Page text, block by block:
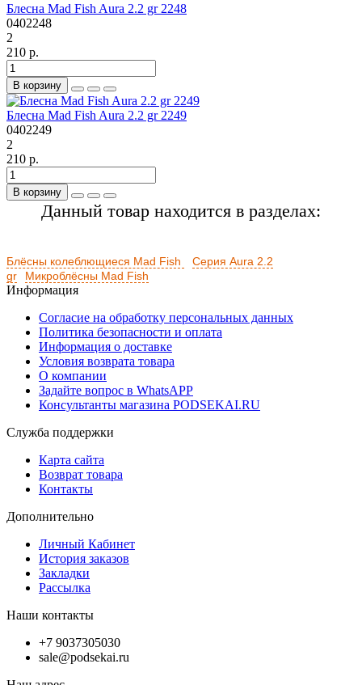
Блесна Mad Fish Aura 2.2 gr 2248
0402248
2
210 р.
В корзину
Блесна Mad Fish Aura 2.2 gr 2249
0402249
2
210 р.
В корзину
Данный товар находится в разделах:
Блёсны колеблющиеся Mad Fish
Серия Aura 2.2
gr
Микроблёсны Mad Fish
Информация
Согласие на обработку персональных данных
Политика безопасности и оплата
Информация о доставке
Условия возврата товара
О компании
Задайте вопрос в WhatsAPP
Консультанты магазина PODSEKAI.RU
Служба поддержки
Карта сайта
Возврат товара
Контакты
Дополнительно
Личный Кабинет
История заказов
Закладки
Рассылка
Наши контакты
+7 9037305030
sale@podsekai.ru